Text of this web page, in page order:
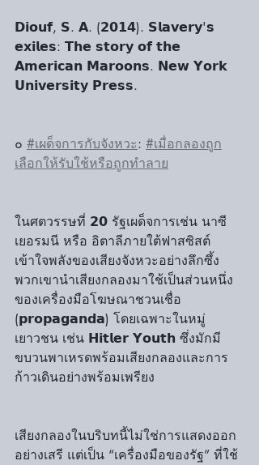
𝗗𝗶𝗼𝘂𝗳, 𝗦. 𝗔. (𝟮𝟬𝟭𝟰). 𝗦𝗹𝗮𝘃𝗲𝗿𝘆'𝘀
𝗲𝘅𝗶𝗹𝗲𝘀: 𝗧𝗵𝗲 𝘀𝘁𝗼𝗿𝘆 𝗼𝗳 𝘁𝗵𝗲
𝗔𝗺𝗲𝗿𝗶𝗰𝗮𝗻 𝗠𝗮𝗿𝗼𝗼𝗻𝘀. 𝗡𝗲𝘄 𝗬𝗼𝗿𝗸
𝗨𝗻𝗶𝘃𝗲𝗿𝘀𝗶𝘁𝘆 𝗣𝗿𝗲𝘀𝘀.
๐ #เผด็จการกับจังหวะ: #เมื่อกลองถูก
เลือกให้รับใช้หรือถูกทำลาย
ในศตวรรษที่ 𝟮𝟬 รัฐเผด็จการเช่น นาซี
เยอรมนี หรือ อิตาลีภายใต้ฟาสซิสต์
เข้าใจพลังของเสียงจังหวะอย่างลึกซึ้ง
พวกเขานำเสียงกลองมาใช้เป็นส่วนหนึ่ง
ของเครื่องมือโฆษณาชวนเชื่อ
(𝗽𝗿𝗼𝗽𝗮𝗴𝗮𝗻𝗱𝗮) โดยเฉพาะในหมู่
เยาวชน เช่น 𝗛𝗶𝘁𝗹𝗲𝗿 𝗬𝗼𝘂𝘁𝗵 ซึ่งมักมี
ขบวนพาเหรดพร้อมเสียงกลองและการ
ก้าวเดินอย่างพร้อมเพรียง
เสียงกลองในบริบทนี้ไม่ใช่การแสดงออก
อย่างเสรี แต่เป็น “เครื่องมือของรัฐ” ที่ใช้